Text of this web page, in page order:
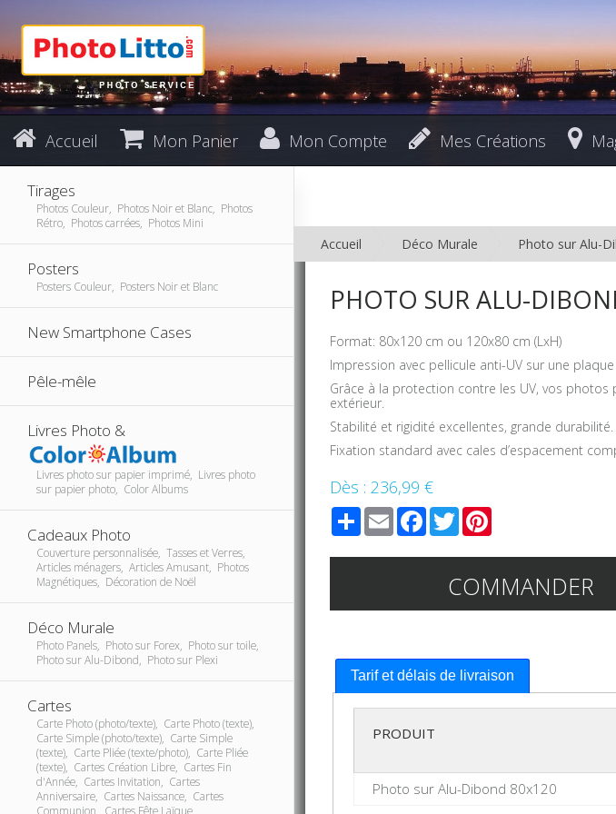
Accueil Mon Panier Mon Compte Mes Créations
Tirages
Photos Couleur, Photos Noir et Blanc, Photos
Rétro, Photos carrées, Photos Mini
Posters
Posters Couleur, Posters Noir et Blanc
New Smartphone Cases
Pêle-mêle
Livres Photo &
Livres photo sur papier imprimé, Livres photo
sur papier photo, Color Albums
Cadeaux Photo
Couverture personnalisée, Tasses et Verres,
Articles ménagers, Articles Amusant, Photos
Magnétiques, Décoration de Noël
Déco Murale
Photo Panels, Photo sur Forex, Photo sur toile,
Photo sur Alu-Dibond, Photo sur Plexi
Cartes
Carte Photo (photo/texte), Carte Photo (texte),
Carte Simple (photo/texte), Carte Simple
(texte), Carte Pliée (texte/photo), Carte Pliée
(texte), Cartes Création Libre, Cartes Fin
d'Année, Cartes Invitation, Cartes
Anniversaire, Cartes Naissance, Cartes
Communion, Cartes Fête Laïque
Accueil Déco Murale Photo sur Alu-
PHOTO SUR ALU-
Format: 80x120 cm ou 120x80 cm (LxH)
Impression avec pellicule anti-UV sur une
Grâce à la protection contre les UV, vos
extérieur.
Stabilité et rigidité excellentes, grande durabilité.
Fixation standard avec cales d’espacement
Dès : 236,99 €
ShareEmailFacebook
TwitterPinterest
COMMANDER
Tarif et délais de livraison
PRODUIT
Photo sur Alu-Dibond 80x120